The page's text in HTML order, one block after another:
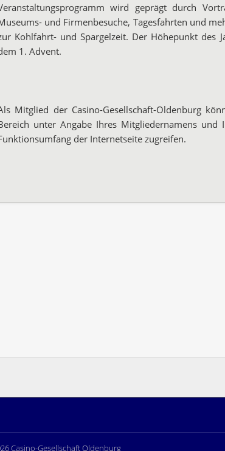
wird geprägt durch
und Firmenbesuche, Tagesfahrten und
Kohlfahrt- und Spargelzeit. Der Höhepunkt des
1. Advent.
Mitglied der Casino-Gesellschaft-Oldenburg
unter Angabe Ihres Mitgliedernamens
der Internetseite zugreifen.
Casino-Gesellschaft Oldenburg